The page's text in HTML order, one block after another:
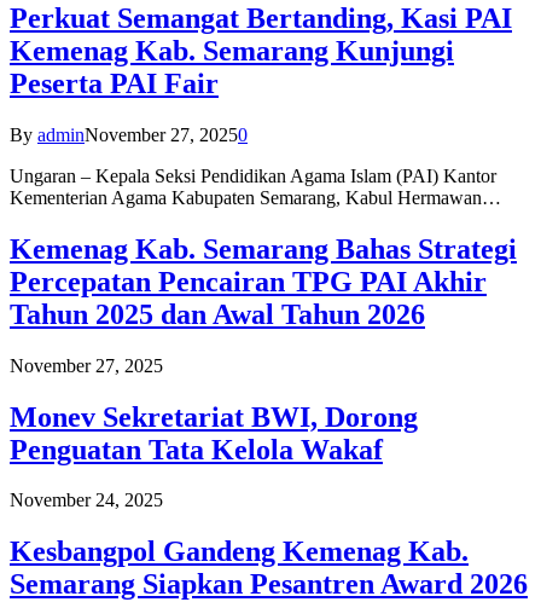
Perkuat Semangat Bertanding, Kasi PAI
Kemenag Kab. Semarang Kunjungi
Peserta PAI Fair
By adminNovember 27, 20250
Ungaran – Kepala Seksi Pendidikan Agama Islam (PAI) Kantor
Kementerian Agama Kabupaten Semarang, Kabul Hermawan…
Kemenag Kab. Semarang Bahas Strategi
Percepatan Pencairan TPG PAI Akhir
Tahun 2025 dan Awal Tahun 2026
November 27, 2025
Monev Sekretariat BWI, Dorong
Penguatan Tata Kelola Wakaf
November 24, 2025
Kesbangpol Gandeng Kemenag Kab.
Semarang Siapkan Pesantren Award 2026